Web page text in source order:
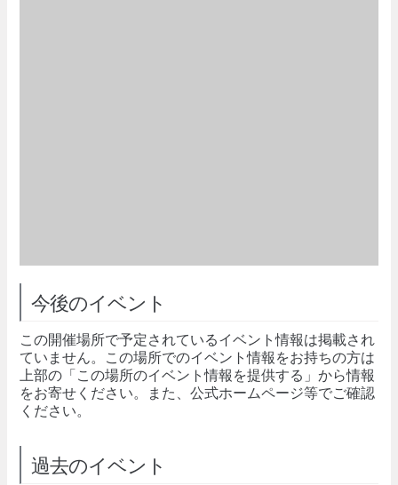
今後のイベント
この開催場所で予定されているイベント情報は掲載され
ていません。この場所でのイベント情報をお持ちの方は
上部の「この場所のイベント情報を提供する」から情報
をお寄せください。また、公式ホームページ等でご確認
ください。
過去のイベント